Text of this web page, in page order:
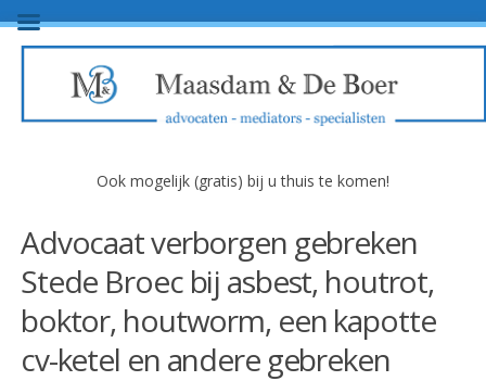
Ook mogelijk (gratis) bij u thuis te komen!
Advocaat verborgen gebreken
Stede Broec bij asbest, houtrot,
boktor, houtworm, een kapotte
cv-ketel en andere gebreken